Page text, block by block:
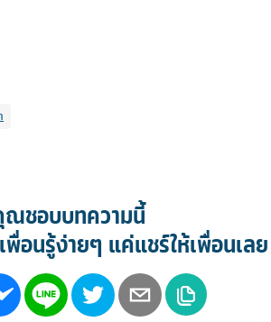
ชอบบทความนี้
อนรู้ง่ายๆ แค่แชร์ให้เพื่อนเลย